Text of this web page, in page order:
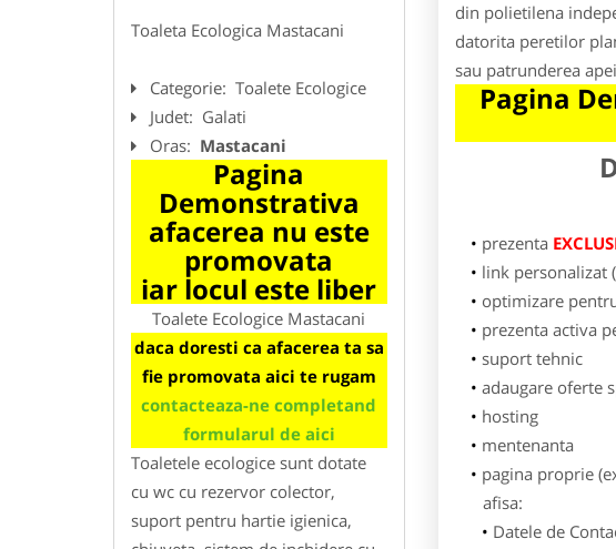
Toaleta Ecologica Mastacani
Categorie: Toalete Ecologice
Judet: Galati
Oras: Mastacani
Pagina
Demonstrativa
afacerea nu este
promovata
iar locul este liber
Toalete Ecologice Mastacani
daca doresti ca afacerea ta sa
fie promovata aici te rugam
contacteaza-ne completand
formularul de aici
Toaletele ecologice sunt dotate
cu wc cu rezervor colector,
suport pentru hartie igienica,
din polietilena
datorita peretilor
sau patrunderea
Pagina
prezenta
link personalizat
optimizare
prezenta activa
suport tehnic
adaugare oferte
hosting
mentenanta
pagina proprie
afisa:
Datele de